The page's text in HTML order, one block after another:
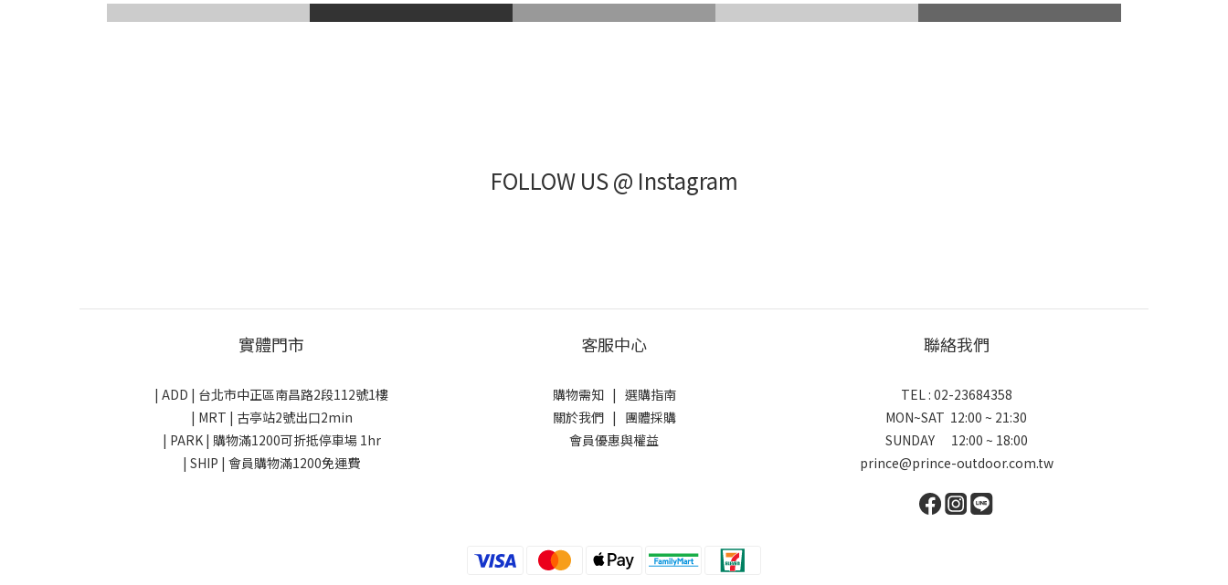
滑雪風鏡 登山鞋 Gore-Tex 登山杖 滑雪護具
FOLLOW US @ Instagram
實體門市
| ADD | 台北市中正區南昌路2段112號1樓
| MRT | 古亭站2號出口2min
| PARK | 購物滿1200可折抵停車場 1hr
| SHIP | 會員購物滿1200免運費
客服中心
購物需知| 選購指南
關於我們| 團體採購
會員優惠與權益
聯絡我們
TEL : 02-23684358
MON~SAT 12:00 ~ 21:30
SUNDAY 12:00 ~ 18:00
prince@prince-outdoor.com.tw